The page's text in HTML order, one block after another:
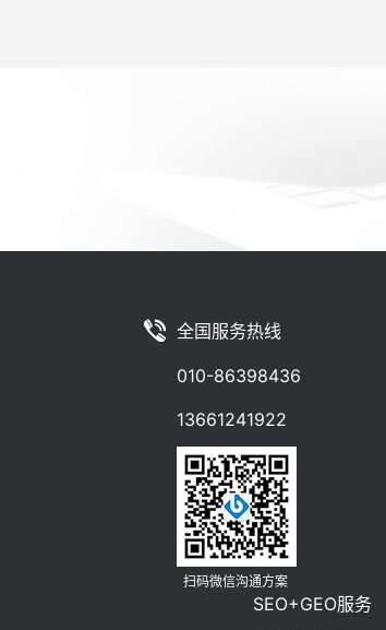
全国服务热线
010-86398436
13661241922
扫码微信沟通方案
SEO+GEO服务